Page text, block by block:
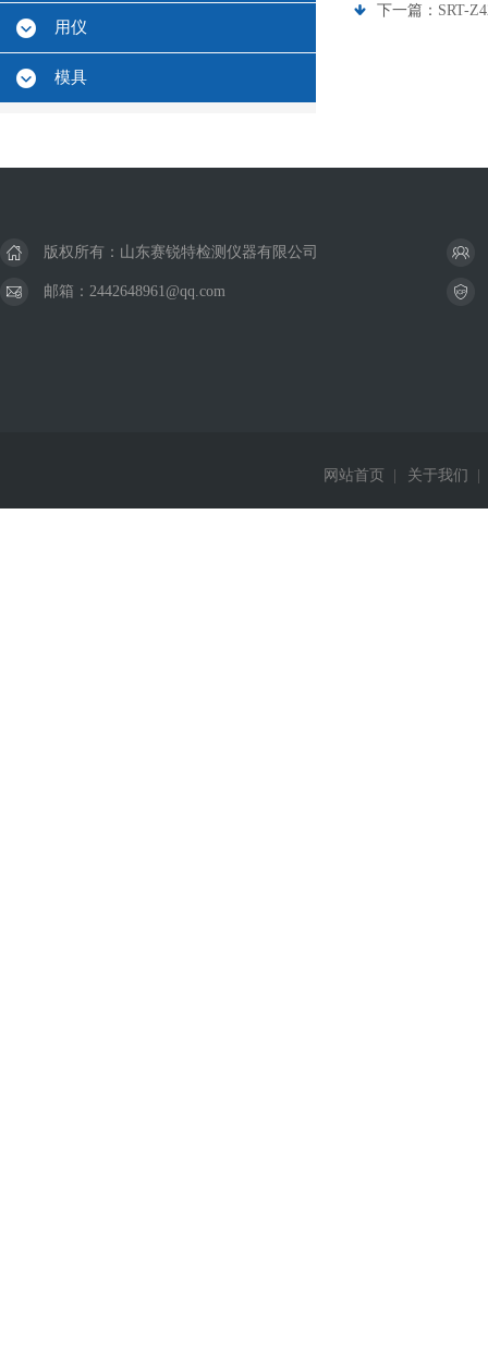
用仪
模具
下一篇： SRT-
版权所有：山东赛锐特检测仪器有限公司
邮箱：2442648961@qq.com
网站首页 关于我们